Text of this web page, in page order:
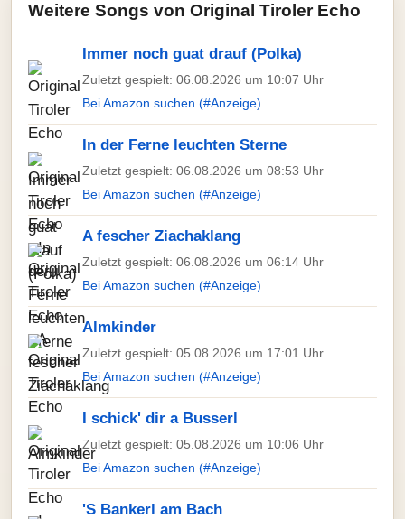
Weitere Songs von Original Tiroler Echo
Immer noch guat drauf (Polka)
Zuletzt gespielt: 06.08.2026 um 10:07 Uhr
Bei Amazon suchen (#Anzeige)
In der Ferne leuchten Sterne
Zuletzt gespielt: 06.08.2026 um 08:53 Uhr
Bei Amazon suchen (#Anzeige)
A fescher Ziachaklang
Zuletzt gespielt: 06.08.2026 um 06:14 Uhr
Bei Amazon suchen (#Anzeige)
Almkinder
Zuletzt gespielt: 05.08.2026 um 17:01 Uhr
Bei Amazon suchen (#Anzeige)
I schick' dir a Busserl
Zuletzt gespielt: 05.08.2026 um 10:06 Uhr
Bei Amazon suchen (#Anzeige)
'S Bankerl am Bach